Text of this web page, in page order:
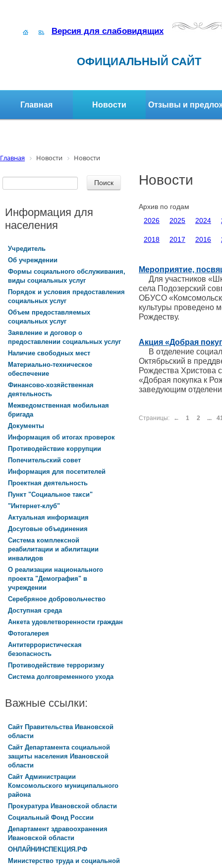
Версия для слабовидящих
ОФИЦИАЛЬНЫЙ САЙТ
Главная Новости Отзывы и
Главная Новости Новости
Новости
Архив по годам
2026
2025 2024
2018 2017 2016
Мероприятие,
Для участников
села Подозерский
ОБУСО
культуры проведено
Рождеству.
Акция «Добрая
В отделение
Октябрьский в
Рождества Христова
«Добрая покупка к
заведующим
Страницы: ← 1 2 ...
Информация для
населения
Учредитель
Об учреждении
Формы социального обслуживания,
виды социальных услуг
Порядок и условия предоставления
социальных услуг
Объем предоставляемых
социальных услуг
Заявление и договор о
предоставлении социальных услуг
Наличие свободных мест
Материально-техническое
обеспечение
Финансово-хозяйственная
деятельность
Межведомственная мобильная
бригада
Документы
Информация об итогах проверок
Противодействие коррупции
Попечительский совет
Информация для посетителей
Проектная деятельность
Пункт "Социальное такси"
"Интернет-клуб"
Актуальная информация
Досуговые объединения
Система комплексной
реабилитации и абилитации
инвалидов
О реализации национального
проекта "Демография" в
учреждении
Серебряное добровольчество
Доступная среда
Анкета удовлетворенности граждан
Фотогалерея
Антитеррористическая
безопасность
Противодействие терроризму
Система долговременного ухода
Важные ссылки:
Сайт Правительства Ивановской
области
Сайт Департамента социальной
защиты населения Ивановской
области
Сайт Администрации
Комсомольского муниципального
района
Прокуратура Ивановской области
Социальный Фонд России
Департамент здравоохранения
Ивановской области
ОНЛАЙНИНСПЕКЦИЯ.РФ
Министерство труда и социальной